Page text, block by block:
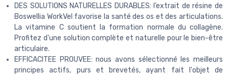
DES SOLUTIONS NATURELLES DURABLES: l’extrait de résine de
Boswellia WorkVel favorise la santé des os et des articulations.
La vitamine C soutient la formation normale du collagène.
Profitez d'une solution complète et naturelle pour le bien-être
articulaire.
EFFICACITEE PROUVEE: nous avons sélectionné les meilleurs
principes actifs, purs et brevetés, ayant fait l'objet de